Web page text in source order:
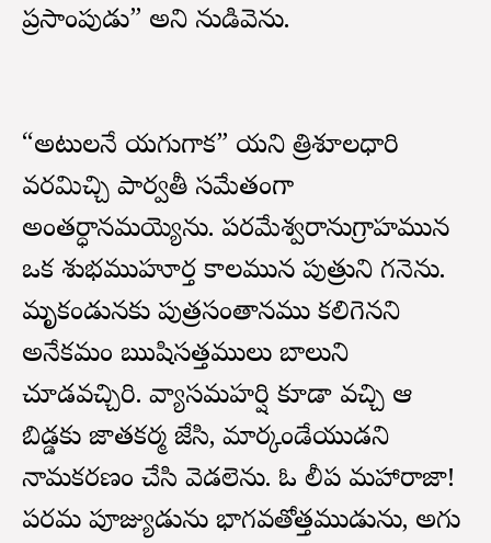
ప్రసాదింపుడు” అని నుడివెను.
“అటులనే యగుగాక” యని త్రిశూలధారి
వరమిచ్చి పార్వతీ సమేతంగా
అంతర్ధానమయ్యెను. పరమేశ్వరానుగ్రాహమున
ఒక శుభముహూర్త కాలమున పుత్రుని గనెను.
మృకండునకు పుత్రసంతానము కలిగెనని
అనేకమంది ఋషిసత్తములు బాలుని
చూడవచ్చిరి. వ్యాసమహర్షి కూడా వచ్చి ఆ
బిడ్డకు జాతకర్మ జేసి, మార్కండేయుడని
నామకరణం చేసి వెడలెను. ఓ దిలీప మహారాజా!
పరమ పూజ్యుడును భాగవతోత్తముడును, అగు